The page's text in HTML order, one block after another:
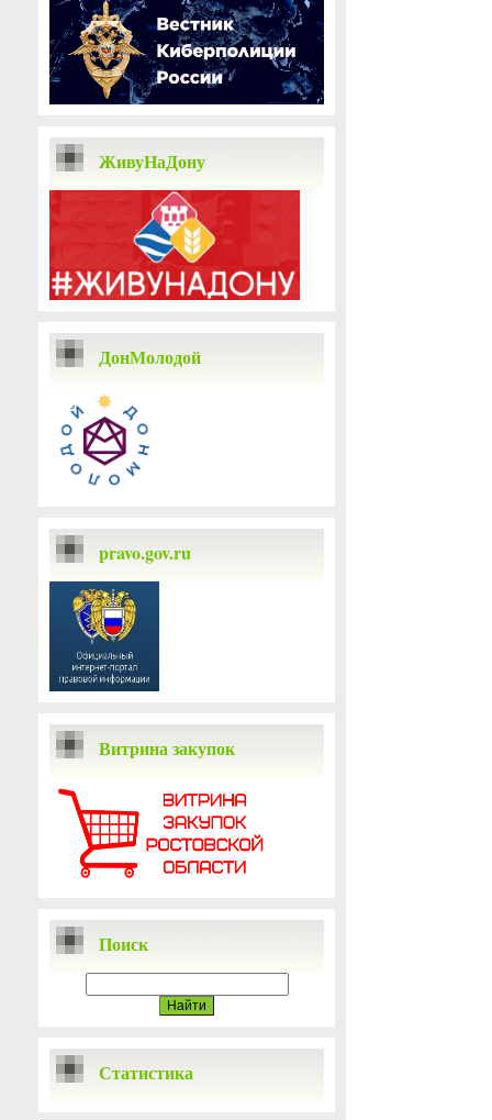
ЖивуНаДону
ДонМолодой
pravo.gov.ru
Витрина закупок
Поиск
Статистика